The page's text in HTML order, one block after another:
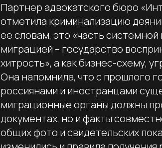
Партнер адвокатского бюро
отметила криминализацию
ее словам, это «часть
миграцией – государство
хитрость», а как бизнес-схему,
Она напомнила, что с прошлого
россиянами и иностранцами
миграционные органы должны
документах, но и факты
общих фото и свидетельских